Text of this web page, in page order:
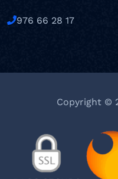
976 66 28 17
Copyright ©